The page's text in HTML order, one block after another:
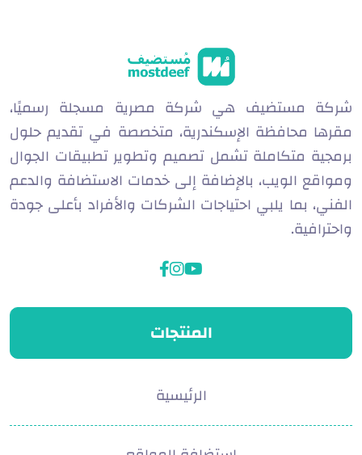
شركة مستضيف هي شركة مصرية مسجلة رسميًا،
مقرها محافظة الإسكندرية، متخصصة في تقديم حلول
برمجية متكاملة تشمل تصميم وتطوير تطبيقات الجوال
ومواقع الويب، بالإضافة إلى خدمات الاستضافة والدعم
الفني، بما يلبي احتياجات الشركات والأفراد بأعلى جودة
واحترافية.
instagram
youtube
المنتجات
الرئيسية